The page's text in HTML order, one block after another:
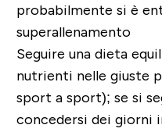
probabilmente si è
superallenamento
Seguire una dieta
nutrienti nelle giuste
sport a sport); se si
concedersi dei giorni